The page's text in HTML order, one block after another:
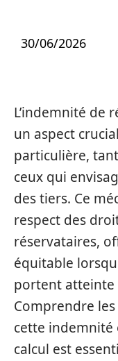
30/06/2026
L’indemnité de
un aspect
particulière,
ceux qui
des tiers. Ce
respect des
réservataires,
équitable
portent atteinte
Comprendre
cette indemnité
calcul est